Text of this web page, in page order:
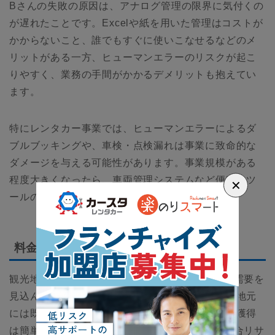
Bさんの失敗の原因は、アナログ管理の限界に気付くの
が遅れたことです。Excelや紙を用いた管理はコストが
かからないこと、誰でもすぐに使いこなせるなどのメ
リットがある一方、ヒューマンエラーのリスクが起こ
りやすく、業務の手間がかかるデメリットも抱えてい
ます。
特にレンタカー事業では、ヒューマンエラーによるダ
ブルブッキングや、車検・点検漏れは事業に致命的な
ダメージを与える可能性があります。事業規模がある
程度大きくなったら、車両管理システムなど便利なツ
ールの導入を検討した方が良いでしょう。
料金設定の誤りが原因で失敗
観光地に住んでいるCさんは、旅行客や観光客の需要を
見込んでレンタカー事業を開業しました。ただ、地元
には既に多くの競合他社がいるため、新規顧客の獲得
は簡単なことではありません。そこでCさんは競合リサ
✕